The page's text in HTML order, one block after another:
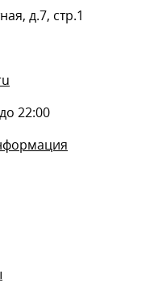
д.7, стр.1
22:00